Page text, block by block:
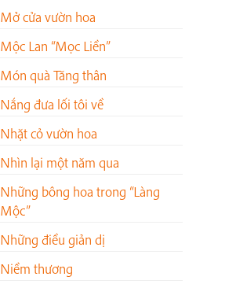
Mở cửa vườn hoa
Mộc Lan “Mọc Liền”
Món quà Tăng thân
Nắng đưa lối tôi về
Nhặt cỏ vườn hoa
Nhìn lại một năm qua
Những bông hoa trong “Làng
Mộc”
Những điều giản dị
Niềm thương